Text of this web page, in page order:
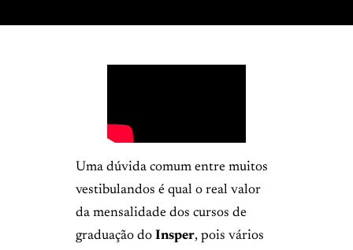
Uma dúvida comum entre muitos
vestibulandos é qual o real valor
da mensalidade dos cursos de
graduação do Insper, pois vários